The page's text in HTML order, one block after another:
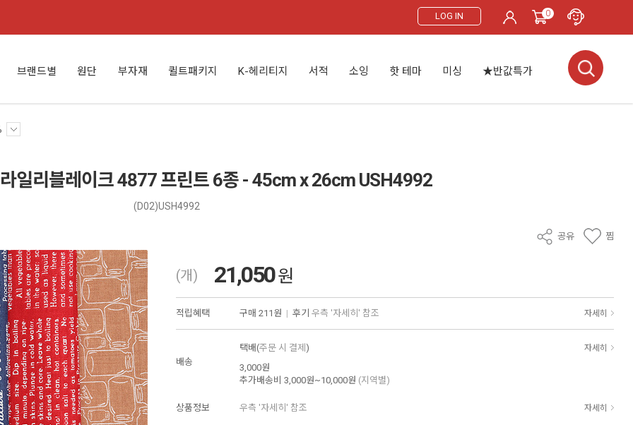
LOG IN 0
브랜드별 원단 부자재 퀼트패키지 K-헤리티지 서적 소잉 핫 테마 미싱 ★반값특가
일리블레이크 4877 프린트 6종 - 45cm x 26cm USH4992
(D02)USH4992
공유 찜
(개) 21,050원
적립혜택 구매 211원 | 후기 우측 '자세히' 참조 자세히
배송
택배(주문 시 결제 ) 자세히
3,000원
추가배송비 3,000원~10,000원 (지역별)
상품정보 우측 '자세히' 참조 자세히